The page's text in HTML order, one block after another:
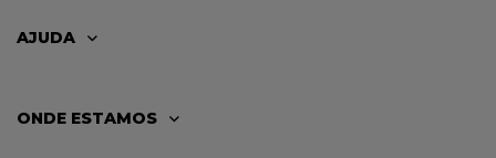
AJUDA
ONDE ESTAMOS